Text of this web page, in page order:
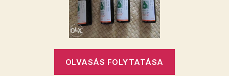
Csepp
Pluszt
rajzolnak
a
suliban
bejegyzéshez
OLVASÁS FOLYTATÁSA